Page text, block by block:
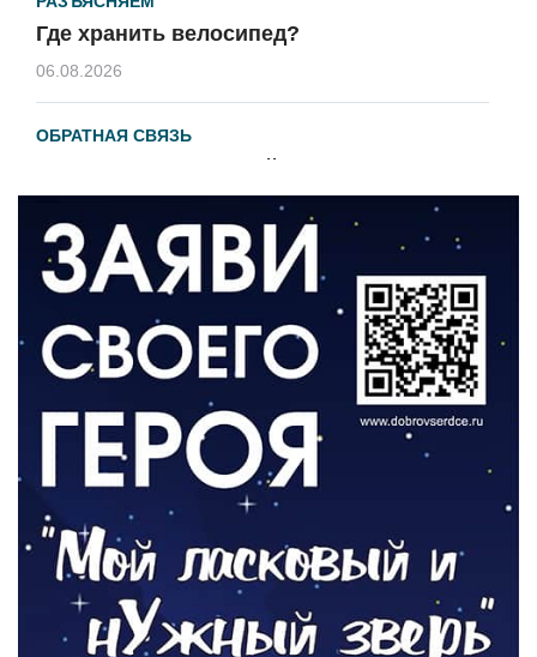
Где хранить велосипед?
06.08.2026
ОБРАТНАЯ СВЯЗЬ
Администрация онлайн
ВЛАСТЬ
День памяти и «Симфония народов»
06.08.2026
Новый настил на экотропе
05.08.2026